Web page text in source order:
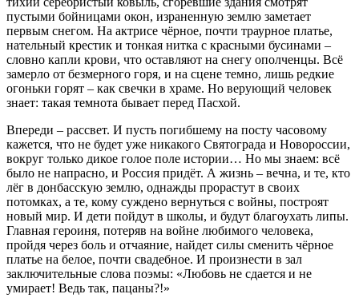
пустыми бойницами окон, израненную землю заметает
первым снегом. На актрисе чёрное, почти траурное платье,
нательный крестик и тонкая нитка с красными бусинами –
словно капли крови, что оставляют на снегу ополченцы. Всё
замерло от безмерного горя, и на сцене темно, лишь редкие
огоньки горят – как свечки в храме. Но верующий человек
знает: такая темнота бывает перед Пасхой.
Впереди – рассвет. И пусть погибшему на посту часовому
кажется, что не будет уже никакого Святограда и Новороссии,
вокруг только дикое голое поле истории… Но мы знаем: всё
было не напрасно, и Россия придёт. А жизнь – вечна, и те, кто
лёг в донбасскую землю, однажды прорастут в своих
потомках, а те, кому суждено вернуться с войны, построят
новый мир. И дети пойдут в школы, и будут благоухать липы.
Главная героиня, потеряв на войне любимого человека,
пройдя через боль и отчаяние, найдет силы сменить чёрное
платье на белое, почти свадебное. И произнести в зал
заключительные слова поэмы: «Любовь не сдается и не
умирает! Ведь так, пацаны?!»